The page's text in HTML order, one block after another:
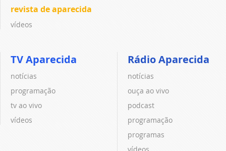
revista de aparecida
vídeos
TV Aparecida
notícias
programação
tv ao vivo
vídeos
Rádio Aparecida
notícias
ouça ao vivo
podcast
programação
programas